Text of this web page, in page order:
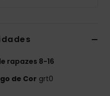
rapazes 8-16
de Cor grt0